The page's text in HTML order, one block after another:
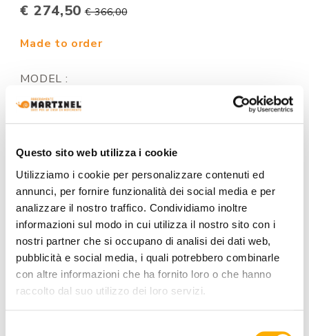
Questo sito web utilizza i cookie
Utilizziamo i cookie per personalizzare contenuti ed
annunci, per fornire funzionalità dei social media e per
analizzare il nostro traffico. Condividiamo inoltre
informazioni sul modo in cui utilizza il nostro sito con i
nostri partner che si occupano di analisi dei dati web,
pubblicità e social media, i quali potrebbero combinarle
con altre informazioni che ha fornito loro o che hanno
raccolto dal suo utilizzo dei loro servizi.
€ 274,50 € 366,00
Made to order
MODEL :
:
+0€ +0€ +0€
QUANTITY: